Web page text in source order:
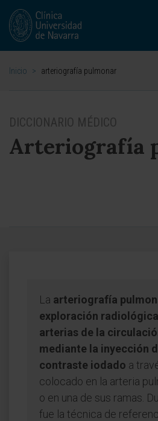
Inicio > arteriografía pulmonar
DICCIONARIO MÉDICO
Arteriografía
La arteriografía
exploración
arterias de la
mediante la inyección
contraste iodado a
colocado en la arteria
o en una de sus ramas.
fue la técnica de